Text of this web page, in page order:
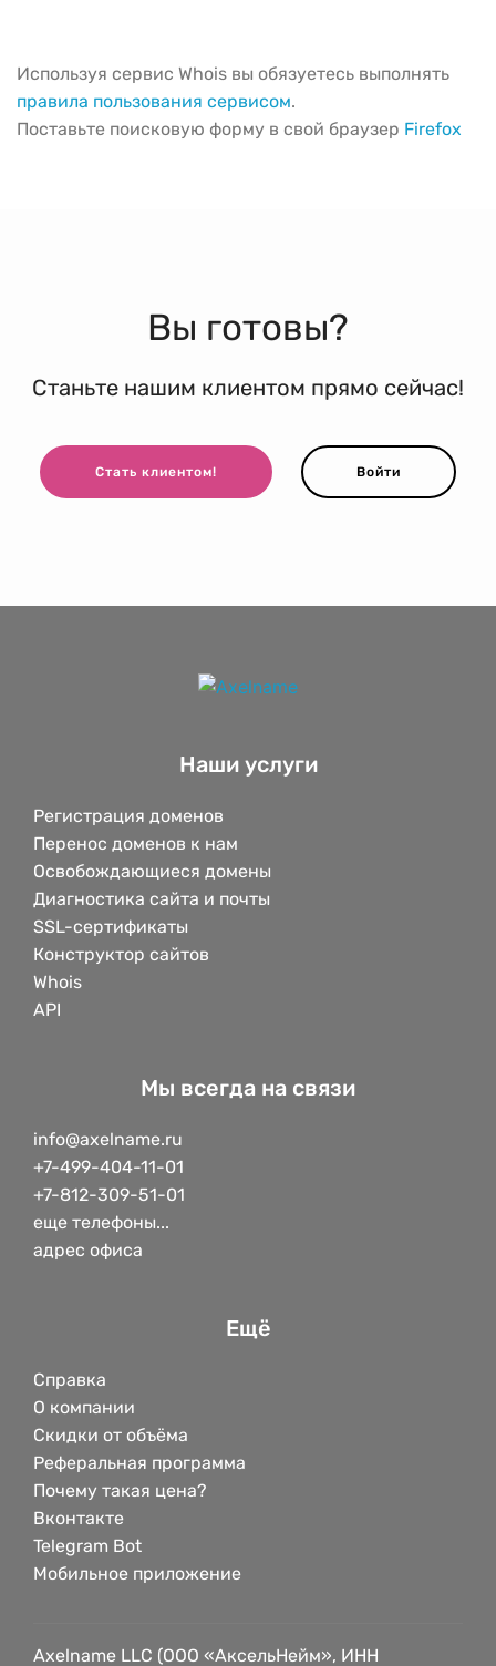
Используя сервис Whois вы обязуетесь выполнять
правила пользования сервисом.
Поставьте поисковую форму в свой браузер Firefox
Вы готовы?
Станьте нашим клиентом прямо сейчас!
Стать клиентом! Войти
Наши услуги
Регистрация доменов
Перенос доменов к нам
Освобождающиеся домены
Диагностика сайта и почты
SSL-сертификаты
Конструктор сайтов
Whois
API
Мы всегда на связи
info@axelname.ru
+7-499-404-11-01
+7-812-309-51-01
еще телефоны...
адрес офиса
Ещё
Справка
О компании
Скидки от объёма
Реферальная программа
Почему такая цена?
Вконтакте
Telegram Bot
Мобильное приложение
Axelname LLC (ООО «АксельНейм», ИНН